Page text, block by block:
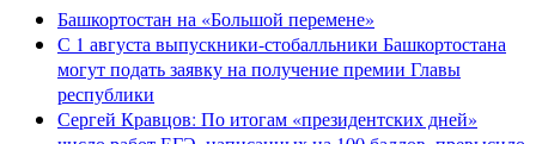
Башкортостан на «Большой перемене»
С 1 августа выпускники-стобалльники Башкортостана
могут подать заявку на получение премии Главы
республики
Сергей Кравцов: По итогам «президентских дней»